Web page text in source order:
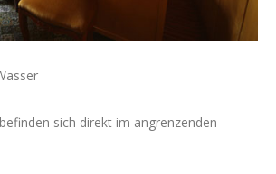
sich direkt im angrenzenden